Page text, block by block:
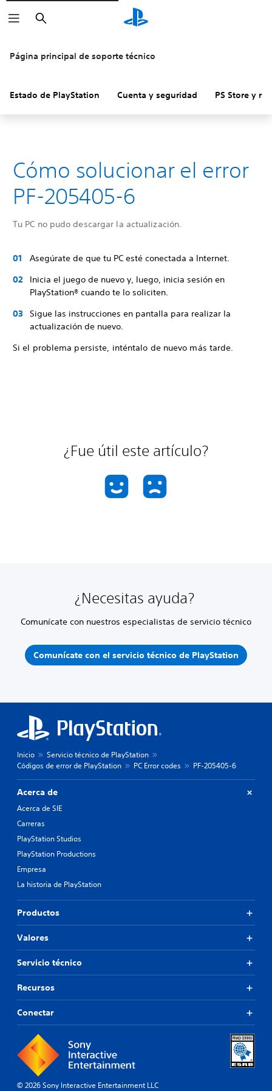
Buscar
Página principal de soporte técnico
Estado de PlayStation Cuenta y seguridad PS Store y
Cómo solucionar el error
PF-205405-6
Tu PC no pudo descargar la actualización.
Asegúrate de que tu PC esté conectada a Internet.
Inicia el juego de nuevo y, luego, inicia sesión en
PlayStation® cuando te lo soliciten.
Sigue las instrucciones en pantalla para realizar la
actualización de nuevo.
Si el problema persiste, inténtalo de nuevo más tarde.
¿Fue útil este artículo?
¿Necesitas ayuda?
Comunícate con nuestros especialistas de servicio técnico
Comunícate con el servicio técnico de PlayStation
Inicio
Servicio técnico de PlayStation
Códigos de error de PlayStation
PC Error codes PF-205405-6
Acerca de
Acerca de SIE
Carreras
PlayStation Studios
PlayStation Productions
Empresa
La historia de PlayStation
Productos
Valores
Servicio técnico
Recursos
Conectar
© 2026 Sony Interactive Entertainment LLC